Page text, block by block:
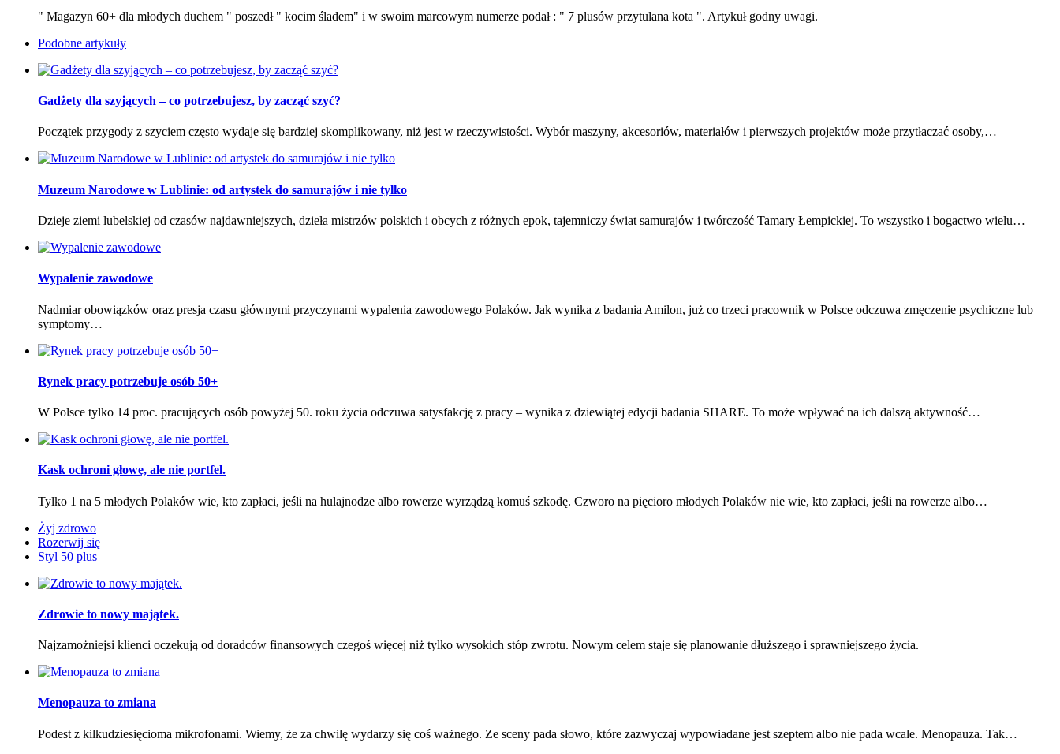
" Magazyn 60+ dla młodych duchem " poszedł " kocim śladem" i w swoim marcowym numerze podał : " 7 plusów przytulana kota ". Artykuł godny uwagi.
Podobne artykuły
Gadżety dla szyjących – co potrzebujesz, by zacząć szyć?
Początek przygody z szyciem często wydaje się bardziej skomplikowany, niż jest w rzeczywistości. Wybór maszyny, akcesoriów, materiałów i pierwszych projektów może przytłaczać osoby,…
Muzeum Narodowe w Lublinie: od artystek do samurajów i nie tylko
Dzieje ziemi lubelskiej od czasów najdawniejszych, dzieła mistrzów polskich i obcych z różnych epok, tajemniczy świat samurajów i twórczość Tamary Łempickiej. To wszystko i bogactwo wielu…
Wypalenie zawodowe
Nadmiar obowiązków oraz presja czasu głównymi przyczynami wypalenia zawodowego Polaków. Jak wynika z badania Amilon, już co trzeci pracownik w Polsce odczuwa zmęczenie psychiczne lub
symptomy…
Rynek pracy potrzebuje osób 50+
W Polsce tylko 14 proc. pracujących osób powyżej 50. roku życia odczuwa satysfakcję z pracy – wynika z dziewiątej edycji badania SHARE. To może wpływać na ich dalszą aktywność…
Kask ochroni głowę, ale nie portfel.
Tylko 1 na 5 młodych Polaków wie, kto zapłaci, jeśli na hulajnodze albo rowerze wyrządzą komuś szkodę. Czworo na pięcioro młodych Polaków nie wie, kto zapłaci, jeśli na rowerze albo…
Żyj zdrowo
Rozerwij się
Styl 50 plus
Zdrowie to nowy majątek.
Najzamożniejsi klienci oczekują od doradców finansowych czegoś więcej niż tylko wysokich stóp zwrotu. Nowym celem staje się planowanie dłuższego i sprawniejszego życia.
Menopauza to zmiana
Podest z kilkudziesięcioma mikrofonami. Wiemy, że za chwilę wydarzy się coś ważnego. Ze sceny pada słowo, które zazwyczaj wypowiadane jest szeptem albo nie pada wcale. Menopauza. Tak…